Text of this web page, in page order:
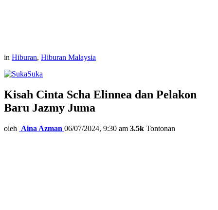
in Hiburan, Hiburan Malaysia
Suka
Kisah Cinta Scha Elinnea dan Pelakon
Baru Jazmy Juma
oleh Aina Azman 06/07/2024, 9:30 am 3.5k Tontonan